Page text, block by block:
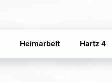
Heimarbeit Hartz 4